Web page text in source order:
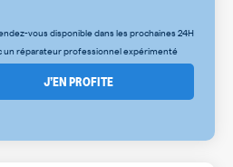
vous disponible dans les prochaines 24H
un réparateur professionnel expérimenté
J’EN PROFITE